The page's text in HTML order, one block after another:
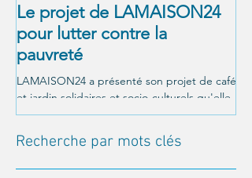
Le projet de LAMAISON24
pour lutter contre la
pauvreté
LAMAISON24 a présenté son projet de café
et jardin solidaires et socio-culturels qu'elle
veut mettre en place à Périgueux, et a été...
Recherche par mots clés